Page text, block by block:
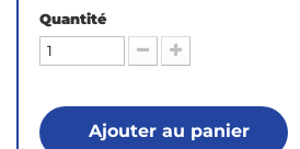
Quantité
Ajouter au panier